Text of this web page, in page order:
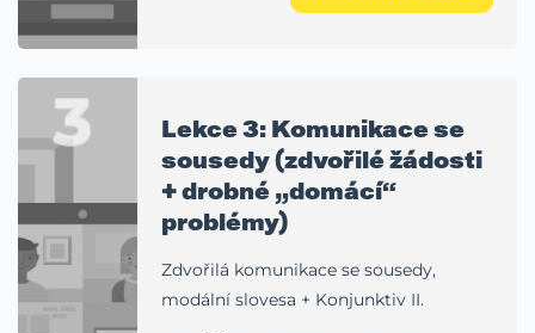
3
Lekce 3: Komunikace se
sousedy (zdvořilé žádosti
+ drobné „domácí“
problémy)
Zdvořilá komunikace se sousedy,
modální slovesa + Konjunktiv II.